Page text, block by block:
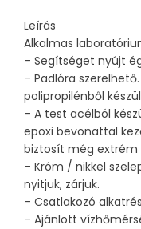
Leírás
Alkalmas
– Segítséget nyújt
– Padlóra
polipropilénből készül
– A test acélból
epoxi bevonattal
biztosít még extrém
– Króm / nikkel
nyitjuk, zárjuk.
– Csatlakozó
– Ajánlott